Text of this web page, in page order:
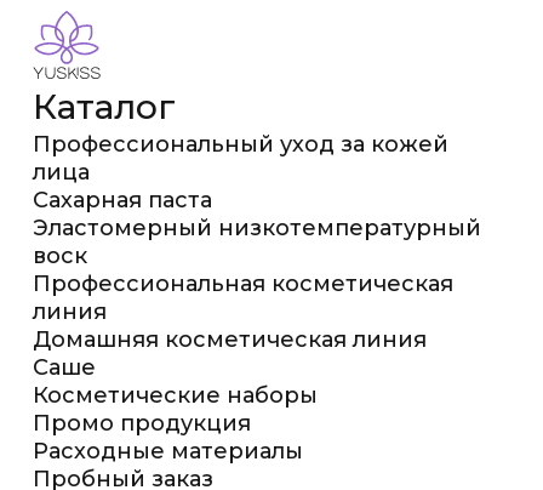
Каталог
Профессиональный уход за кожей
лица
Сахарная паста
Эластомерный низкотемпературный
воск
Профессиональная косметическая
линия
Домашняя косметическая линия
Саше
Косметические наборы
Промо продукция
Расходные материалы
Пробный заказ